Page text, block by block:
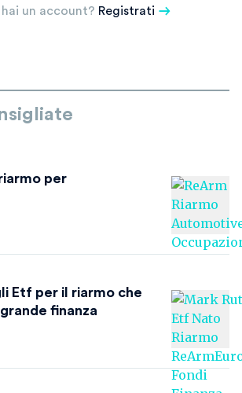
hai un account? Registrati
per
Etf per il riarmo che
finanza